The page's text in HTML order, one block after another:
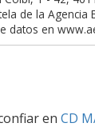
de la Agencia
datos en
en CD